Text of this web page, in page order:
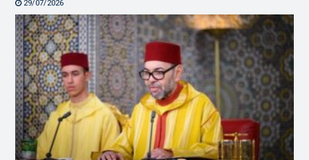
29/07/2026